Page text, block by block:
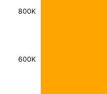
600K
800K